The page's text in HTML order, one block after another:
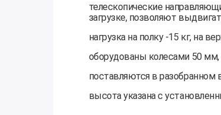
телескопические
загрузке, позволяют
нагрузка на полку -15 кг, на
оборудованы колесами 50
поставляются в разобранном
высота указана с